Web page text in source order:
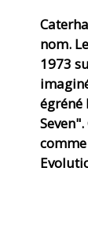
nom.
1973
égréné